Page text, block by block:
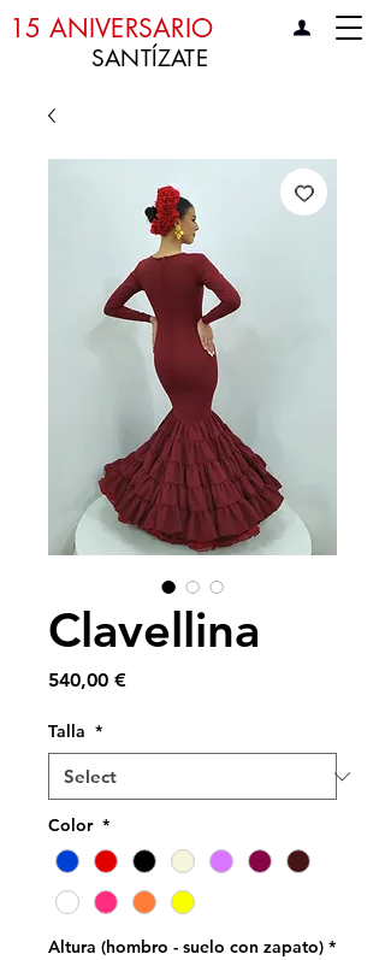
15 ANIVERSARIO
SANTÍZATE
Clavellina
540,00 €Price
Talla *
Color *
Altura (hombro - suelo con zapato) *